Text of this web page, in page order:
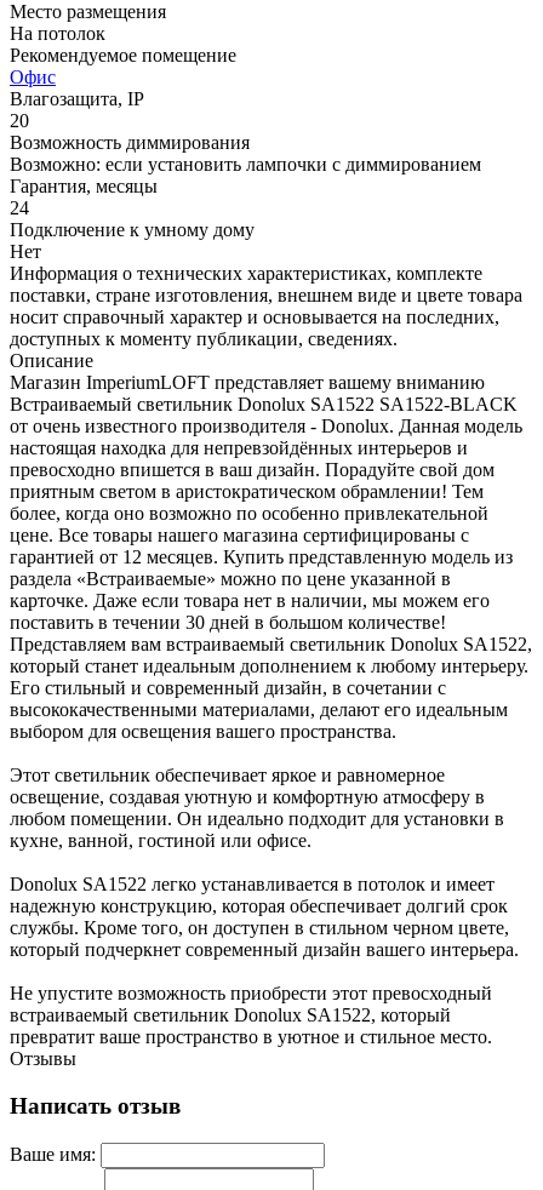
Место размещения
На потолок
Рекомендуемое помещение
Офис
Влагозащита, IP
20
Возможность диммирования
Возможно: если установить лампочки с диммированием
Гарантия, месяцы
24
Подключение к умному дому
Нет
Информация о технических характеристиках, комплекте
поставки, стране изготовления, внешнем виде и цвете товара
носит справочный характер и основывается на последних,
доступных к моменту публикации, сведениях.
Описание
Магазин ImperiumLOFT представляет вашему вниманию
Встраиваемый светильник Donolux SA1522 SA1522-BLACK
от очень известного производителя - Donolux. Данная модель
настоящая находка для непревзойдённых интерьеров и
превосходно впишется в ваш дизайн. Порадуйте свой дом
приятным светом в аристократическом обрамлении! Тем
более, когда оно возможно по особенно привлекательной
цене. Все товары нашего магазина сертифицированы с
гарантией от 12 месяцев. Купить представленную модель из
раздела «Встраиваемые» можно по цене указанной в
карточке. Даже если товара нет в наличии, мы можем его
поставить в течении 30 дней в большом количестве!
Представляем вам встраиваемый светильник Donolux SA1522,
который станет идеальным дополнением к любому интерьеру.
Его стильный и современный дизайн, в сочетании с
высококачественными материалами, делают его идеальным
выбором для освещения вашего пространства.
Этот светильник обеспечивает яркое и равномерное
освещение, создавая уютную и комфортную атмосферу в
любом помещении. Он идеально подходит для установки в
кухне, ванной, гостиной или офисе.
Donolux SA1522 легко устанавливается в потолок и имеет
надежную конструкцию, которая обеспечивает долгий срок
службы. Кроме того, он доступен в стильном черном цвете,
который подчеркнет современный дизайн вашего интерьера.
Не упустите возможность приобрести этот превосходный
встраиваемый светильник Donolux SA1522, который
превратит ваше пространство в уютное и стильное место.
Отзывы
Написать отзыв
Ваше имя: